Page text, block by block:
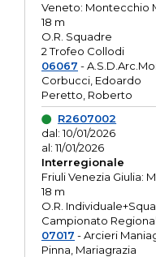
Veneto: Montecchio
18 m
O.R. Squadre
2 Trofeo Collodi
06067 -
Corbucci, Edoardo
Peretto, Roberto
R2607002
dal: 10/01/2026
al: 11/01/2026
Interregionale
Friuli Venezia Giulia:
18 m
O.R.
Campionato
07017 - Arcieri
Pinna, Mariagrazia